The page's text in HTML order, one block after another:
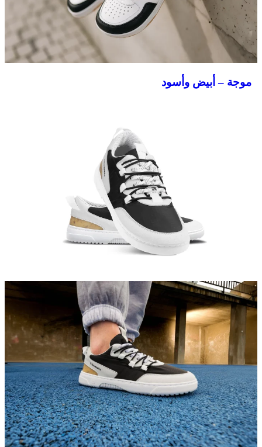
موجة – أبيض وأسود